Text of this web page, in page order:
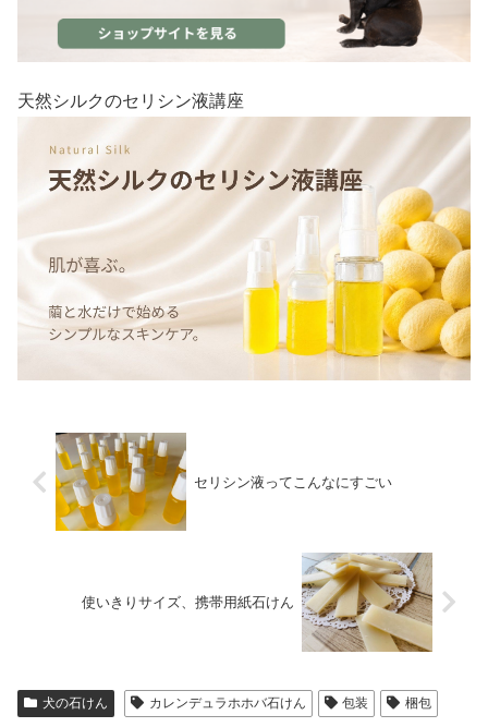
天然シルクのセリシン液講座
セリシン液ってこんなにすごい
使いきりサイズ、携帯用紙石けん
犬の石けん カレンデュラホホバ石けん 包装 梱包